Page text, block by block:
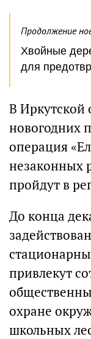
Продолжение
Хвойные
для
В Иркутской
новогодних
операция
незаконных
пройдут в
До конца
привлекут
охране
школьных